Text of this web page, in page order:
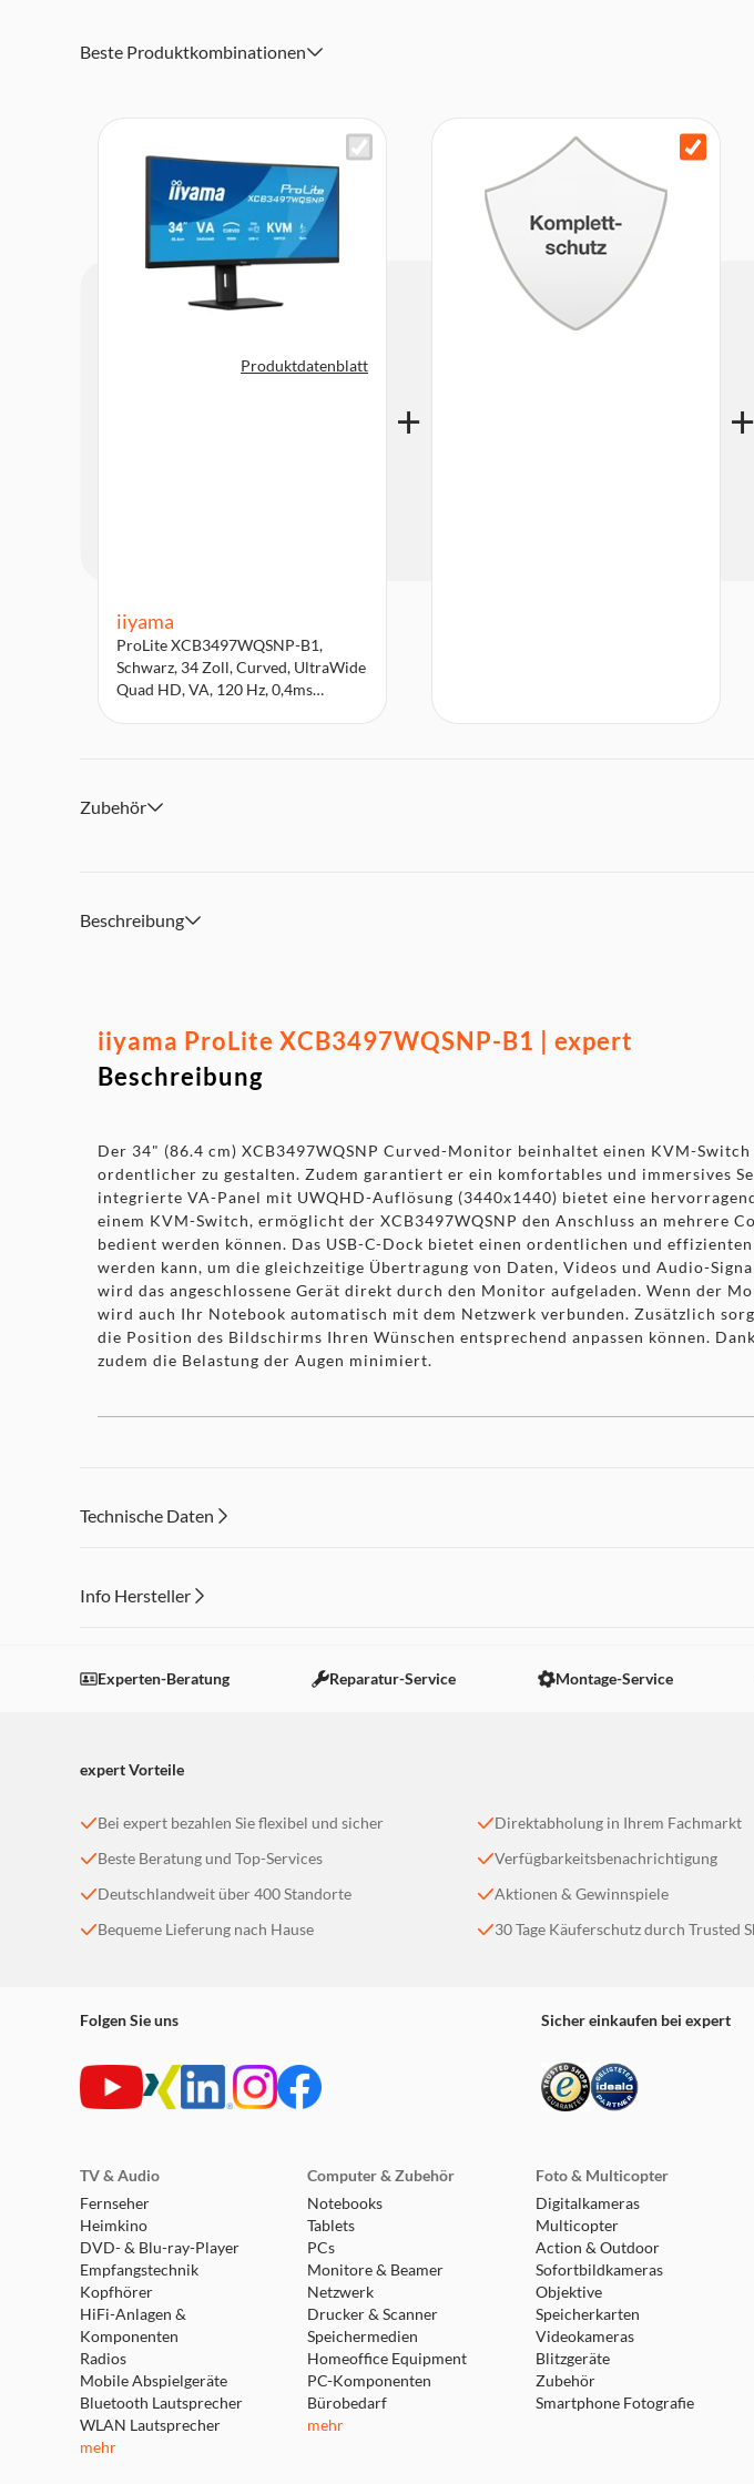
Beste Produktkombinationen
Produktdatenblatt
iiyama
ProLite XCB3497WQSNP-B1,
Schwarz, 34 Zoll, Curved, UltraWide
Quad HD, VA, 120 Hz, 0,4ms
Zubehör
Beschreibung
iiyama ProLite XCB3497WQSNP-B1 | expert
Beschreibung
Der 34" (86.4 cm) XCB3497WQSNP Curved-Monitor beinhaltet einen KVM-
ordentlicher zu gestalten. Zudem garantiert er ein komfortables und immersives
integrierte VA-Panel mit UWQHD-Auflösung (3440 x1440) bietet eine
einem KVM-Switch, ermöglicht der XCB3497WQSNP den Anschluss an mehrere
bedient werden können. Das USB-C-Dock bietet einen ordentlichen und
werden kann, um die gleichzeitige Übertragung von Daten, Videos und Audio-
wird das angeschlossene Gerät direkt durch den Monitor aufgeladen. Wenn der
wird auch Ihr Notebook automatisch mit dem Netzwerk verbunden. Zusätzlich
die Position des Bildschirms Ihren Wünschen entsprechend anpassen können.
zudem die Belastung der Augen minimiert.
Technische Daten
Info Hersteller
Einstellungen anpassen
Experten-Beratung Reparatur-Service Montage-Service
expert Vorteile
Bei expert bezahlen Sie flexibel und sicher
Beste Beratung und Top-Services
Deutschlandweit über 400 Standorte
Bequeme Lieferung nach Hause
Direktabholung in Ihrem Fachmarkt
Verfügbarkeitsbenachrichtigung
Aktionen & Gewinnspiele
30 Tage Käuferschutz durch Trusted
Folgen Sie uns Sicher einkaufen bei expert
TV & Audio
Fernseher
Heimkino
DVD- & Blu-ray-Player
Empfangstechnik
Kopfhörer
HiFi-Anlagen &
Komponenten
Radios
Mobile Abspielgeräte
Bluetooth Lautsprecher
WLAN Lautsprecher
mehr
Computer & Zubehör
Notebooks
Tablets
PCs
Monitore & Beamer
Netzwerk
Drucker & Scanner
Speichermedien
Homeoffice Equipment
PC-Komponenten
Bürobedarf
mehr
Foto & Multicopter
Digitalkameras
Multicopter
Action & Outdoor
Sofortbildkameras
Objektive
Speicherkarten
Videokameras
Blitzgeräte
Zubehör
Smartphone Fotografie